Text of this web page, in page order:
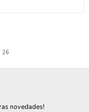
26
novedades!